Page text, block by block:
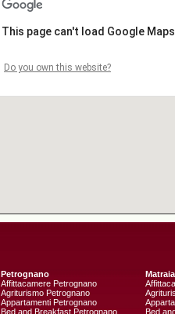
This page can't load Google
Do you own this website?
Petrognano
Affittacamere Petrognano
Agriturismo Petrognano
Appartamenti Petrognano
Bed and Breakfast Petrognano
Matraia
Bed